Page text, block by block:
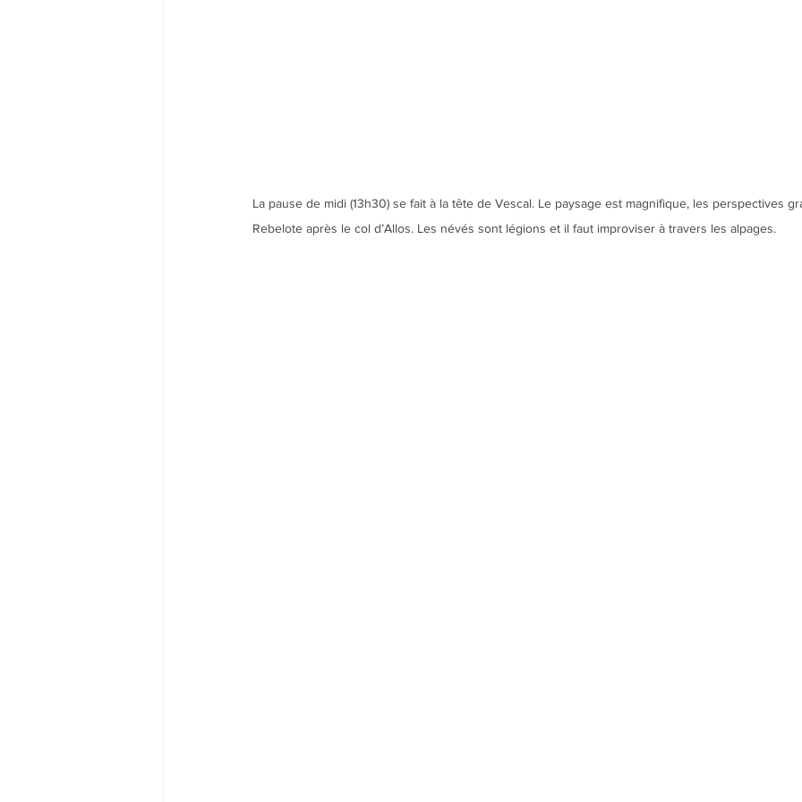
La pause de midi (13h30) se fait à la tête de Vescal. Le paysage est magnifique, les perspectives
Rebelote après le col d’Allos. Les névés sont légions et il faut improviser à travers les alpages.